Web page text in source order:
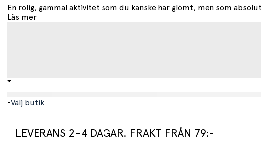
En rolig, gammal aktivitet som du kanske har glömt, men som
Läs mer
-Välj butik
LEVERANS 2–4 DAGAR. FRAKT FRÅN 79:-